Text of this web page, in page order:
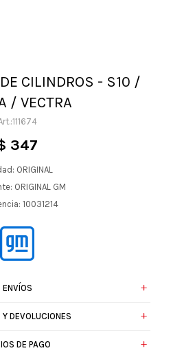
CILINDROS - S10 /
/ VECTRA
111674
347
ORIGINAL
ORIGINAL GM
10031214
ENVÍOS
DEVOLUCIONES
DE PAGO